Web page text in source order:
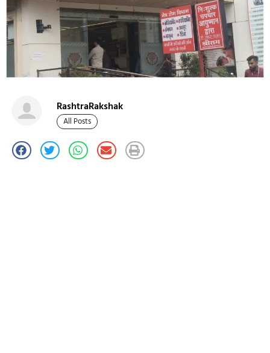
RashtraRakshak
All Posts